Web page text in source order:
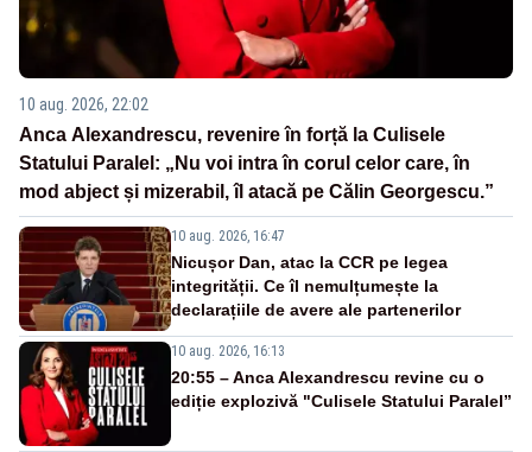
10 aug. 2026, 22:02
Anca Alexandrescu, revenire în forță la Culisele
Statului Paralel: „Nu voi intra în corul celor care, în
mod abject și mizerabil, îl atacă pe Călin Georgescu.”
10 aug. 2026, 16:47
Nicușor Dan, atac la CCR pe legea
integrității. Ce îl nemulțumește la
declarațiile de avere ale partenerilor
10 aug. 2026, 16:13
20:55 – Anca Alexandrescu revine cu o
ediție explozivă "Culisele Statului Paralel”